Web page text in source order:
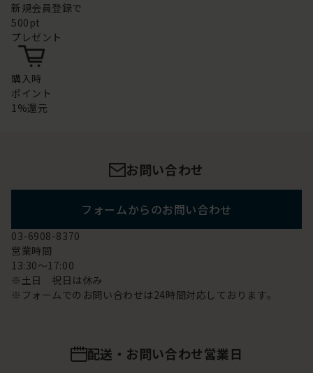
新規会員登録で
500pt
プレゼント
購入時
ポイント
1%還元
お問い合わせ
フォームからのお問い合わせ
03-6908-8370
営業時間
13:30～17:00
※土日 祝日は休み
※フォームでのお問い合わせは24時間対応しております。
配送・お問い合わせ営業日